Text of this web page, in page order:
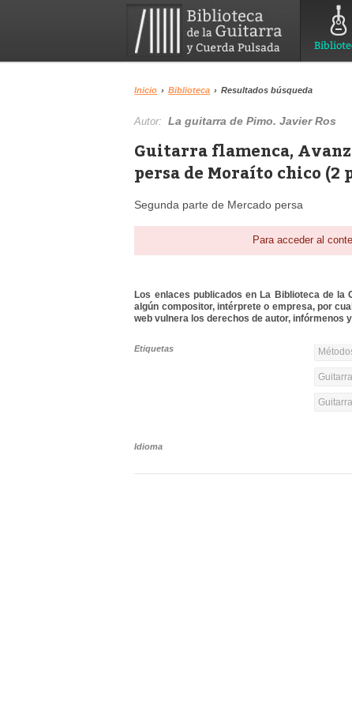
Inicio › Biblioteca › Resultados búsqueda
Autor:La guitarra de Pimo. Javier Ros
Guitarra flamenca,
persa de Moraíto chico (2
Segunda parte de Mercado persa
Para acceder al
Los enlaces publicados en La Biblioteca de
algún compositor, intérprete o empresa, por
web vulnera los derechos de autor, infórmenos
Etiquetas
Idioma